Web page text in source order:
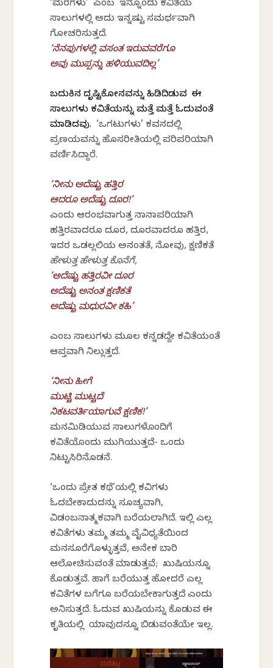
‘ಮರಗಳು’ ಎಂಬ ಇನ್ನೊಂದು ಕವಿತೆಯ
ಸಾಲುಗಳಲ್ಲಿ ಅದು ಇನ್ನಷ್ಟು ಸಮರ್ಥವಾಗಿ
ಗೋಚರಿಸುತ್ತದೆ.
‘ನೆನಪುಗಳಲ್ಲಿ ವಸಂತ ಇರುವವರೆಗೂ
ಅವು ಮುಪ್ಪನ್ನು ಹಳಿಯುವದಿಲ್ಲ’
ಬದುಕಿನ ದೃಷ್ಟಿಕೋನವನ್ನು ಹಿಡಿದಿಡುವ ಈ
ಸಾಲುಗಳು ಕವಿತೆಯನ್ನು ಮತ್ತೆ ಮತ್ತೆ ಓದುವಂತೆ
ಮಾಡಿದವು. ‘ಒಗಟುಗಳು’ ಕವನದಲ್ಲಿ
ಪ್ರಣಯವನ್ನು ಹೊಸರೀತಿಯಲ್ಲಿ ಪರಿಪರಿಯಾಗಿ
ವರ್ಣಿಸಿದ್ದಾರೆ.
‘ನೀನು ಅದೆಷ್ಟು ಹತ್ತಿರ
ಆದರೂ ಅದೆಷ್ಟು ದೂರ!’
ಎಂದು ಆರಂಭವಾಗುತ್ತ ನಾನಾಪರಿಯಾಗಿ
ಹತ್ತಿರವಾದರೂ ದೂರ, ದೂರವಾದರೂ ಹತ್ತಿರ,
ಇದರ ಒಡಲ್ಲಲಿಯ ಅನಂತತೆ, ನೋವು, ಕ್ಷಣಿಕತೆ
ಹೇಳುತ್ತ ಹೇಳುತ್ತ ಕೊನೆಗೆ,
‘ಅದೆಷ್ಟು ಹತ್ತಿರವೀ ದೂರ
ಅದೆಷ್ಟು ಅನಂತ ಕ್ಷಣಿಕತೆ
ಅದೆಷ್ಟು ಮಧುರವೀ ಕಹಿ’
ಎಂಬ ಸಾಲುಗಳು ಮೂಲ ಕನ್ನಡದ್ದೇ ಕವಿತೆಯಂತೆ
ಆಪ್ತವಾಗಿ ನಿಲ್ಲುತ್ತದೆ.
‘ನೀನು ಹೀಗೆ
ಮುಟ್ಟಿ ಮುಟ್ಟದೆ
ನಿಕಟವರ್ತಿಯಾಗುವೆ ಕ್ಷಣಿಕ!’
ಮನಮಿಡಿಯುವ ಸಾಲುಗಳೊಂದಿಗೆ
ಕವಿತೆಯೊಂದು ಮುಗಿಯುತ್ತದೆ- ಒಂದು
ನಿಟ್ಟುಸಿರಿನೊಡನೆ.
‘ಒಂದು ಪ್ರೇತ ಕಥೆ’ಯಲ್ಲಿ ಕವಿಗಳು
ಓದಬೇಕಾದುದನ್ನು ಸೂಚ್ಯವಾಗಿ,
ವಿಡಂಬನಾತ್ಮಕವಾಗಿ ಬರೆಯಲಾಗಿದೆ. ಇಲ್ಲಿ ಎಲ್ಲ
ಕವಿತೆಗಳು ತಮ್ಮ ತಮ್ಮ ವೈವಿಧ್ಯತೆಯಿಂದ
ಮನಸೂರೆಗೊಳ್ಳುತ್ತವೆ, ಅನೇಕ ಬಾರಿ
ಆಲೋಚಿಸುವಂತೆ ಮಾಡುತ್ತವೆ; ಖುಷಿಯನ್ನೂ
ಕೊಡುತ್ತವೆ. ಹಾಗೆ ಬರೆಯುತ್ತ ಹೋದರೆ ಎಲ್ಲ
ಕವಿತೆಗಳ ಬಗೆಗೂ ಬರೆಯಬೇಕಾಗುತ್ತದೆ ಎಂದು
ಅನಿಸುತ್ತದೆ. ಓದುವ ಖುಷಿಯನ್ನು ಕೊಡುವ ಈ
ಕೃತಿಯಲ್ಲಿ ಯಾವುದನ್ನೂ ಬಿಡುವಂತೆಯೇ ಇಲ್ಲ.